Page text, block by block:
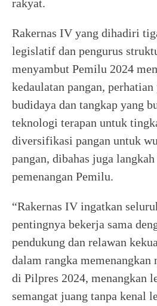
rakyat.
Rakernas IV yang dihadiri
legislatif dan pengurus
menyambut Pemilu 2024
kedaulatan pangan,
budidaya dan tangkap yang
teknologi terapan untuk
diversifikasi pangan untuk
pangan, dibahas juga
pemenangan Pemilu.
“Rakernas IV ingatkan
pentingnya bekerja sama
pendukung dan relawan
dalam rangka memenangkan
di Pilpres 2024, menangkan
semangat juang tanpa kenal